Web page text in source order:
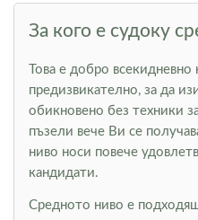
За кого е судоку
Това е добро
предизвикателно, за да
обикновено без техники
пъзели вече Ви се
ниво носи повече
кандидати.
Средното ниво е